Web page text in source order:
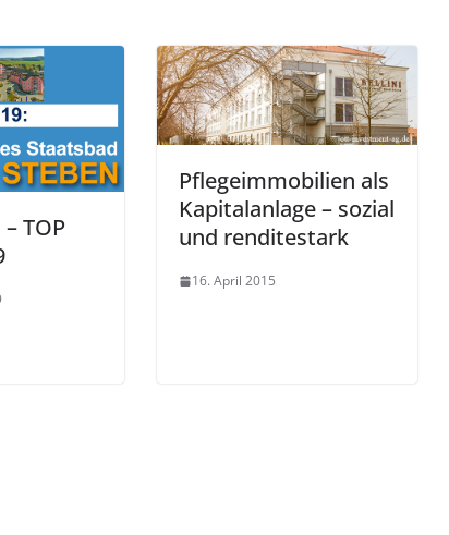
TOP
Pflegeimmobilien als
Kapitalanlage – sozial
und renditestark
16. April 2015